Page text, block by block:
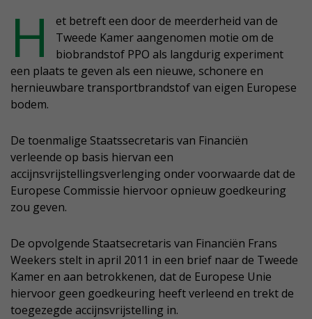
H
et betreft een door de meerderheid van de
Tweede Kamer aangenomen motie om de
biobrandstof PPO als langdurig experiment
een plaats te geven als een nieuwe, schonere en
hernieuwbare transportbrandstof van eigen Europese
bodem.
De toenmalige Staatssecretaris van Financiën
verleende op basis hiervan een
accijnsvrijstellingsverlenging onder voorwaarde dat de
Europese Commissie hiervoor opnieuw goedkeuring
zou geven.
De opvolgende Staatsecretaris van Financiën Frans
Weekers stelt in april 2011 in een brief naar de Tweede
Kamer en aan betrokkenen, dat de Europese Unie
hiervoor geen goedkeuring heeft verleend en trekt de
toegezegde accijnsvrijstelling in.